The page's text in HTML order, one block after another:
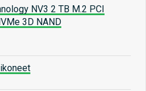
NV3 2 TB M.2 PCI
3D NAND